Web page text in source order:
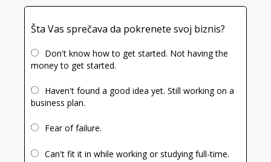
Šta Vas sprečava da pokrenete svoj biznis?
Don't know how to get started. Not having the
money to get started.
Haven't found a good idea yet. Still working on a
business plan.
Fear of failure.
Can't fit it in while working or studying full-time.